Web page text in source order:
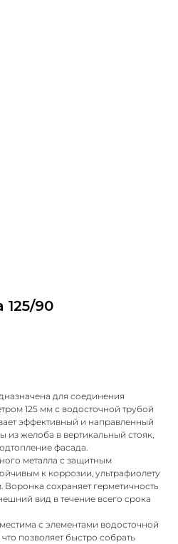
90
для соединения
125 мм с водосточной трубой
эффективный и направленный
из желоба в вертикальный стояк,
фасада.
металла с защитным
к коррозии, ультрафиолету
сохраняет герметичность
вид в течение всего срока
с элементами водосточной
позволяет быстро собрать